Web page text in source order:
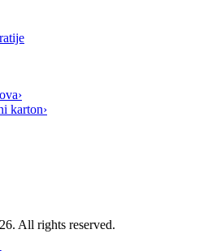
›
karton›
. All rights reserved.